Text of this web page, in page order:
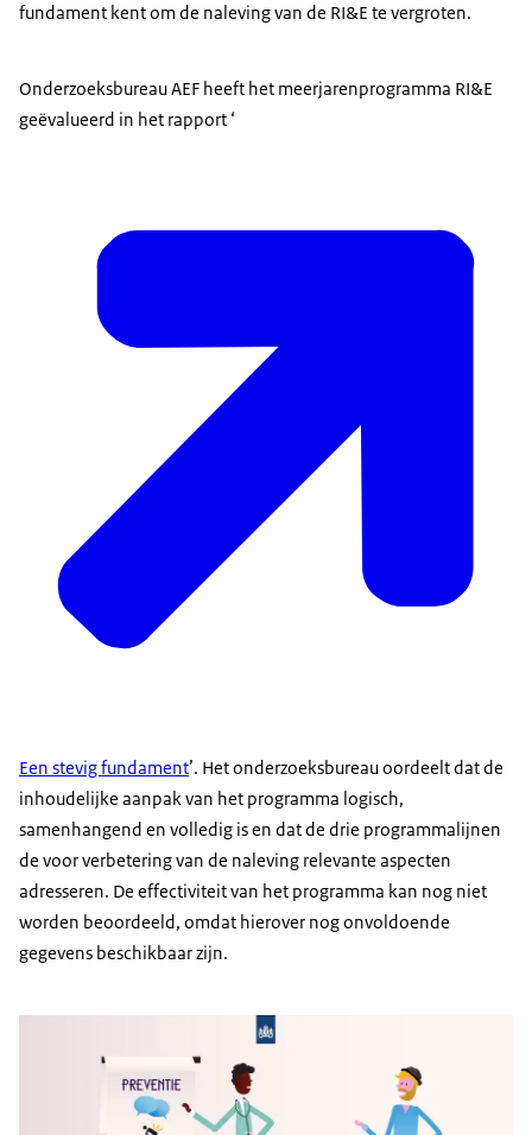
fundament kent om de naleving van de RI&E te vergroten.
Onderzoeksbureau AEF heeft het meerjarenprogramma RI&E
geëvalueerd in het rapport ‘
Een stevig fundament’. Het onderzoeksbureau oordeelt dat de
inhoudelijke aanpak van het programma logisch,
samenhangend en volledig is en dat de drie programmalijnen
de voor verbetering van de naleving relevante aspecten
adresseren. De effectiviteit van het programma kan nog niet
worden beoordeeld, omdat hierover nog onvoldoende
gegevens beschikbaar zijn.